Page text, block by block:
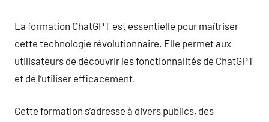
La formation ChatGPT est essentielle pour maîtriser
cette technologie révolutionnaire. Elle permet aux
utilisateurs de découvrir les fonctionnalités de ChatGPT
et de l’utiliser efficacement.
Cette formation s’adresse à divers publics, des